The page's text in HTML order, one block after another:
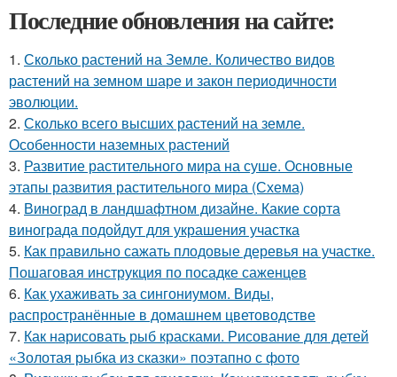
Последние обновления на сайте:
1. Сколько растений на Земле. Количество видов
растений на земном шаре и закон периодичности
эволюции.
2. Сколько всего высших растений на земле.
Особенности наземных растений
3. Развитие растительного мира на суше. Основные
этапы развития растительного мира (Схема)
4. Виноград в ландшафтном дизайне. Какие сорта
винограда подойдут для украшения участка
5. Как правильно сажать плодовые деревья на участке.
Пошаговая инструкция по посадке саженцев
6. Как ухаживать за сингониумом. Виды,
распространённые в домашнем цветоводстве
7. Как нарисовать рыб красками. Рисование для детей
«Золотая рыбка из сказки» поэтапно с фото